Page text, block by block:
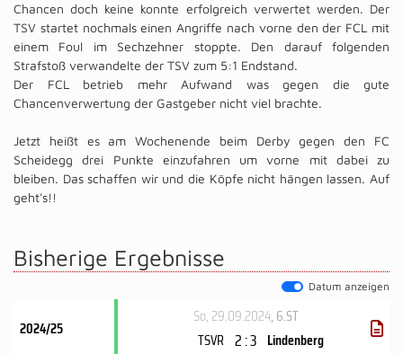
Chancen doch keine konnte erfolgreich verwertet werden. Der
TSV startet nochmals einen Angriffe nach vorne den der FCL mit
einem Foul im Sechzehner stoppte. Den darauf folgenden
Strafstoß verwandelte der TSV zum 5:1 Endstand.
Der FCL betrieb mehr Aufwand was gegen die gute
Chancenverwertung der Gastgeber nicht viel brachte.
Jetzt heißt es am Wochenende beim Derby gegen den FC
Scheidegg drei Punkte einzufahren um vorne mit dabei zu
bleiben. Das schaffen wir und die Köpfe nicht hängen lassen. Auf
geht's!!
Bisherige Ergebnisse
Datum anzeigen
2024/25
So, 29.09.2024, 6.ST
TSVR 2 : 3 Lindenberg